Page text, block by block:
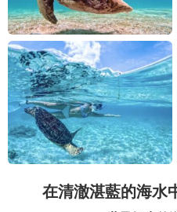
在清澈湛藍的海水